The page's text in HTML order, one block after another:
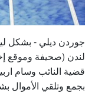
جوردن ديلي - بشكل
لندن (صحيفة وموقع
قضية النائب وسام
بجمع وتلقي الأموال